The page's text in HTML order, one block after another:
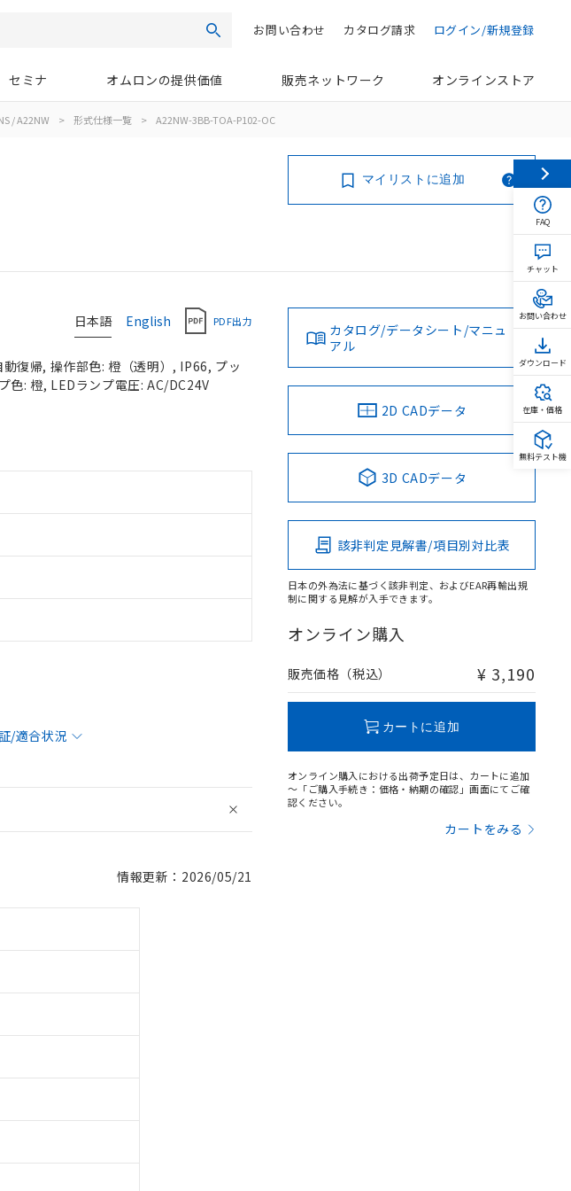
検索 ログイン/新規登録
カタログ請求
お問い合わせ
セミナ オムロンの提供価値 販売ネットワーク オンラインストア
/ A22NW > 形式仕様一覧 > A22NW-3BB-TOA-P102-OC
マイリストに追加
日本語 English PDF出力
復帰, 操作部色: 橙（透明）, IP66, プッ
色: 橙, LEDランプ電圧: AC/DC24V
/適合状況
情報更新：2026/05/21
カタログ/データシート/マニュ
アル
2D CADデータ
3D CADデータ
該非判定見解書/項目別対比表
日本の外為法に基づく該非判定、およびEAR再輸出規
制に関する見解が入手できます。
オンライン購入
販売価格（税込） ¥ 3,190
カートに追加
オンライン購入における出荷予定日は、カートに追加
～「ご購入手続き：価格・納期の確認」画面にてご確
認ください。
カートをみる
FAQ
チャット
お問い合わせ
ダウンロード
在庫・価格
無料テスト機